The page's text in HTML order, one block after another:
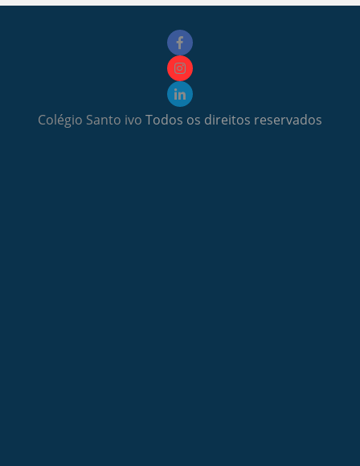
Colégio Santo ivo Todos os direitos reservados